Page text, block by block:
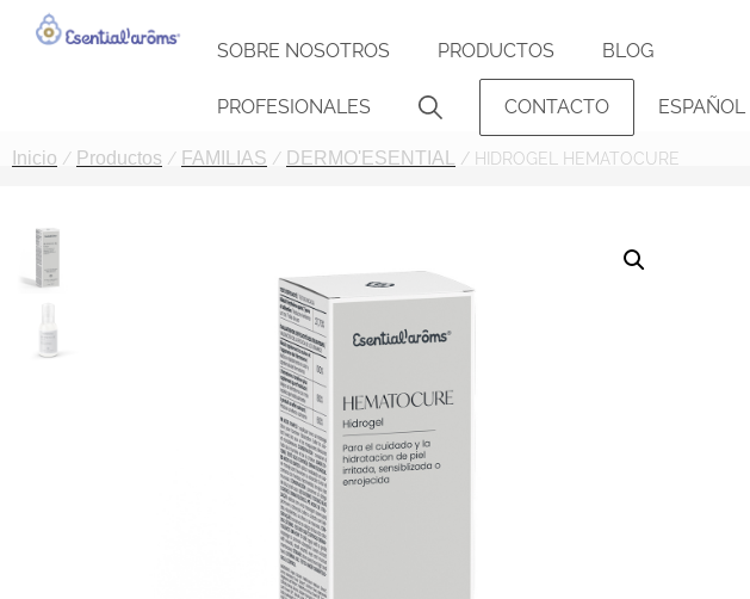
SOBRE NOSOTROS PRODUCTOS BLOG
PROFESIONALES CONTACTO ESPAÑOL
Inicio / Productos / FAMILIAS / DERMO'ESENTIAL / HIDROGEL HEMATOCURE